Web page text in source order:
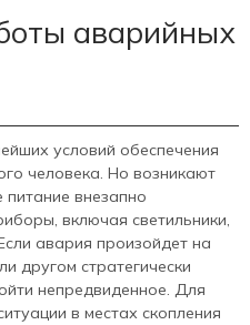
аварийных
условий обеспечения
человека. Но возникают
питание внезапно
включая светильники,
авария произойдет на
другом стратегически
непредвиденное. Для
в местах скопления